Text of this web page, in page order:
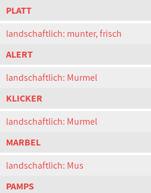
PLATT
landschaftlich: munter, frisch
ALERT
landschaftlich: Murmel
KLICKER
landschaftlich: Murmel
MARBEL
landschaftlich: Mus
PAMPS